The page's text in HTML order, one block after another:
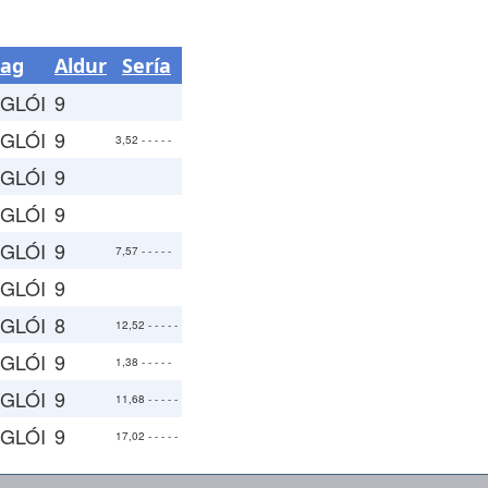
Aldur Sería
9
9 3,52 - - - - -
9
9
9 7,57 - - - - -
9
8 12,52 - - - - -
9 1,38 - - - - -
9 11,68 - - - - -
9 17,02 - - - - -